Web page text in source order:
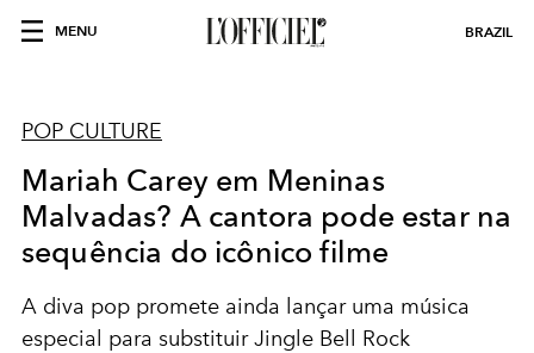
MENU BRAZIL
POP CULTURE
Mariah Carey em Meninas
Malvadas? A cantora pode estar na
sequência do icônico filme
A diva pop promete ainda lançar uma música
especial para substituir Jingle Bell Rock